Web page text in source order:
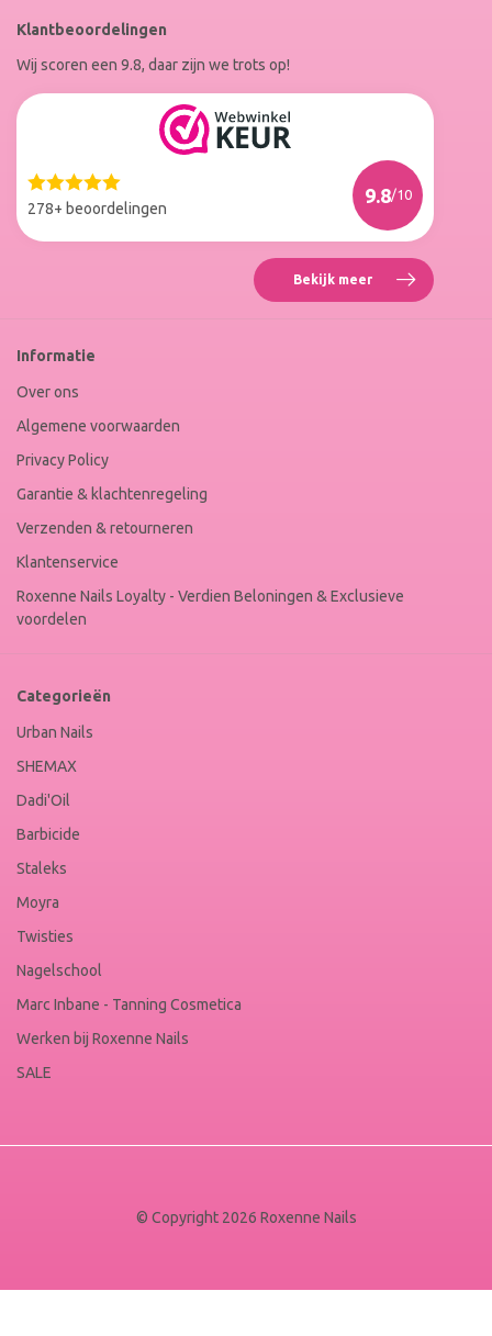
Facebook
op
Instagram
Klantbeoordelingen
Wij scoren een 9.8, daar zijn we trots op!
278+ beoordelingen
9.8/10
Web
Winkel
Bekijk meer Reviews
Roxenne
Informatie
Over ons
Algemene voorwaarden
Privacy Policy
Garantie & klachtenregeling
Verzenden & retourneren
Klantenservice
Roxenne Nails Loyalty - Verdien Beloningen & Exclusieve
voordelen
Categorieën
Urban Nails
SHEMAX
Dadi'Oil
Barbicide
Staleks
Moyra
Twisties
Nagelschool
Marc Inbane - Tanning Cosmetica
Werken bij Roxenne Nails
SALE
© Copyright 2026 Roxenne Nails